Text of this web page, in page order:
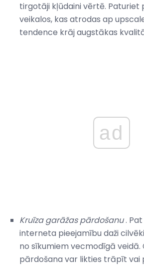
tirgotāji kļūdaini vērtē. Paturiet
veikalos, kas atrodas ap
tendence krāj augstākas
ad
Kruīza garāžas pārdošanu.
interneta pieejamību daži
no sīkumiem vecmodīgā veidā.
pārdošana var likties trāpīt vai